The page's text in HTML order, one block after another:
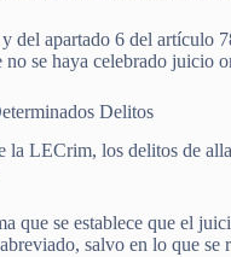
del apartado 6 del artículo
se haya celebrado juicio
Delitos
la LECrim, los delitos de
se establece que el
salvo en lo que